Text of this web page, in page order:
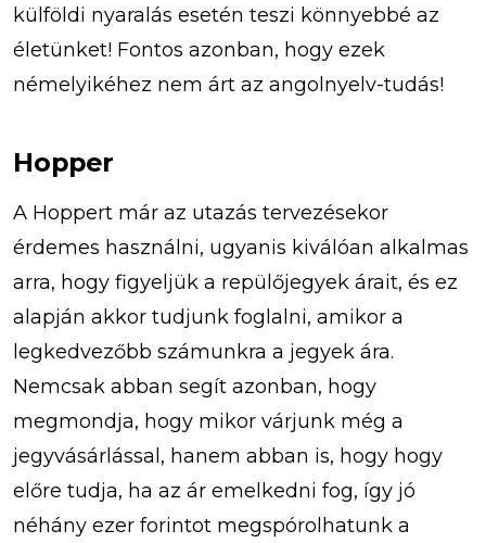
külföldi nyaralás esetén teszi könnyebbé az
életünket! Fontos azonban, hogy ezek
némelyikéhez nem árt az angolnyelv-tudás!
Hopper
A Hoppert már az utazás tervezésekor
érdemes használni, ugyanis kiválóan alkalmas
arra, hogy figyeljük a repülőjegyek árait, és ez
alapján akkor tudjunk foglalni, amikor a
legkedvezőbb számunkra a jegyek ára.
Nemcsak abban segít azonban, hogy
megmondja, hogy mikor várjunk még a
jegyvásárlással, hanem abban is, hogy hogy
előre tudja, ha az ár emelkedni fog, így jó
néhány ezer forintot megspórolhatunk a